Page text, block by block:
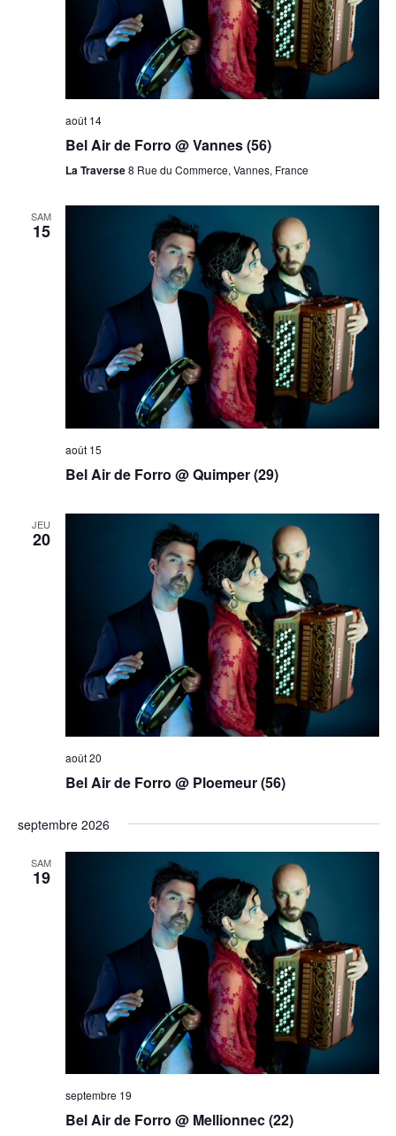
août 14
Bel Air de Forro @ Vannes (56)
La Traverse8 Rue du Commerce, Vannes, France
SAM
15
août 15
Bel Air de Forro @ Quimper (29)
JEU
20
août 20
Bel Air de Forro @ Ploemeur (56)
septembre 2026
SAM
19
septembre 19
Bel Air de Forro @ Mellionnec (22)